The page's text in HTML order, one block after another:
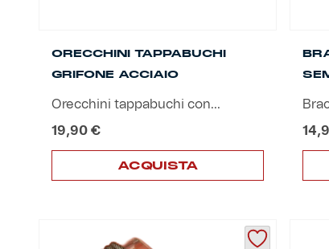
Vintage Collection
Red&Blue Voices
ORECCHINI TAPPABUCHI
GRIFONE ACCIAIO
Orecchini tappabuchi con...
19,90 €
ACQUISTA